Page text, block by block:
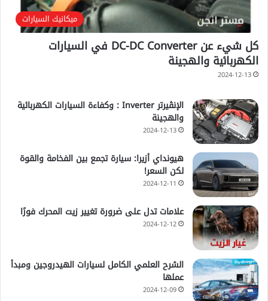
ميكانيك السيارات
كل شيء عن DC-DC Converter في السيارات
الكهربائية والهجينة
2024-12-13
الإنڤيرتر Inverter : وكفاءة السيارات الكهربائية
والهجينة
2024-12-13
هيونداي أزيرا: سيارة تجمع بين الفخامة والقوة
لكن السعر!
2024-12-11
علامات تدل على ضرورة تغيير زيت المحرك فورًا
2024-12-12
الشرح العلمي الكامل لسيارات الهيدروجين ومبدأ
عملها
2024-12-09